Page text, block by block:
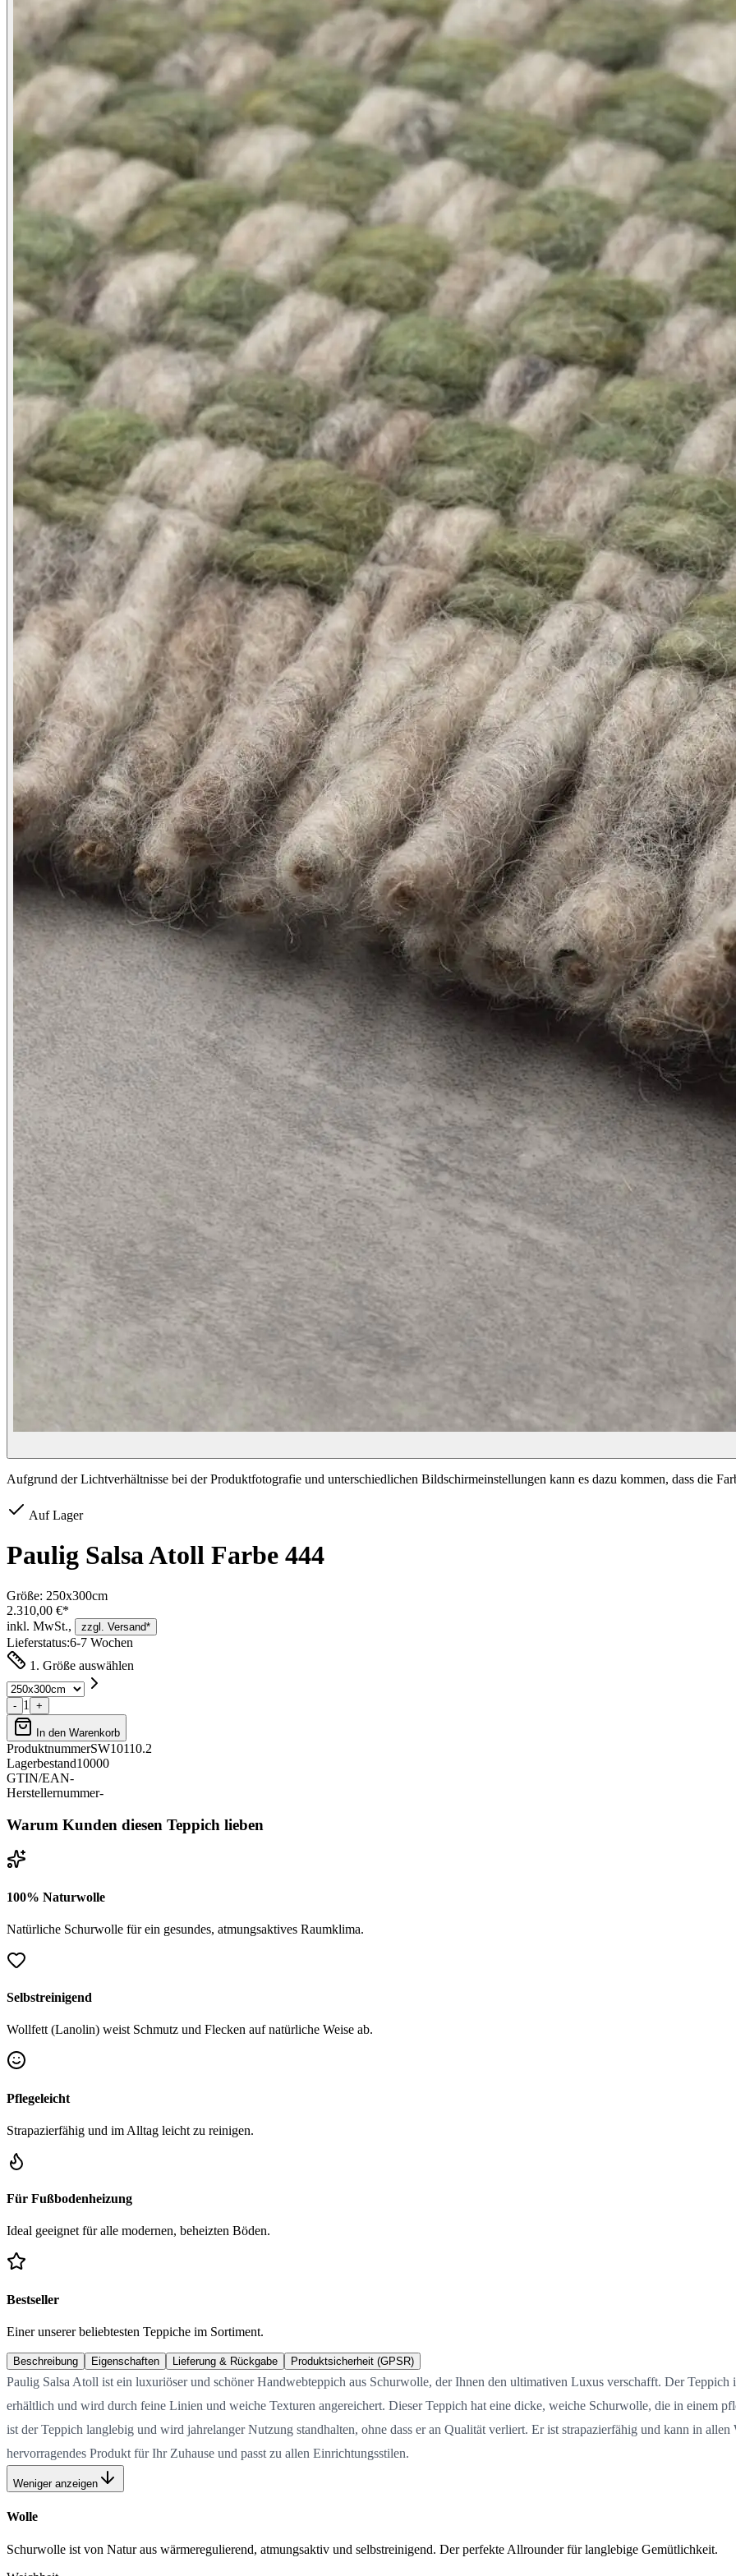
Aufgrund der Lichtverhältnisse bei der Produktfotografie und unterschiedlichen Bildschirmeinstellungen kann es dazu kommen, dass die
Auf Lager
Paulig Salsa Atoll Farbe 444
Größe: 250x300cm
2.310,00 €*
inkl. MwSt.,
zzgl. Versand*
Lieferstatus:6-7 Wochen
1. Größe auswählen
- 1 +
In den Warenkorb
ProduktnummerSW10110.2
Lagerbestand10000
GTIN/EAN-
Herstellernummer-
Warum Kunden diesen Teppich lieben
100% Naturwolle
Natürliche Schurwolle für ein gesundes, atmungsaktives Raumklima.
Selbstreinigend
Wollfett (Lanolin) weist Schmutz und Flecken auf natürliche Weise ab.
Pflegeleicht
Strapazierfähig und im Alltag leicht zu reinigen.
Für Fußbodenheizung
Ideal geeignet für alle modernen, beheizten Böden.
Bestseller
Einer unserer beliebtesten Teppiche im Sortiment.
Beschreibung Eigenschaften Lieferung & Rückgabe Produktsicherheit (GPSR)
Paulig Salsa Atoll ist ein luxuriöser und schöner Handwebteppich aus Schurwolle, der Ihnen den ultimativen Luxus verschafft. Der
erhältlich und wird durch feine Linien und weiche Texturen angereichert. Dieser Teppich hat eine dicke, weiche Schurwolle, die in einem
ist der Teppich langlebig und wird jahrelanger Nutzung standhalten, ohne dass er an Qualität verliert. Er ist strapazierfähig und kann in
hervorragendes Produkt für Ihr Zuhause und passt zu allen Einrichtungsstilen.
Weniger anzeigen
Wolle
Schurwolle ist von Natur aus wärmeregulierend, atmungsaktiv und selbstreinigend. Der perfekte Allrounder für langlebige Gemütlichkeit.